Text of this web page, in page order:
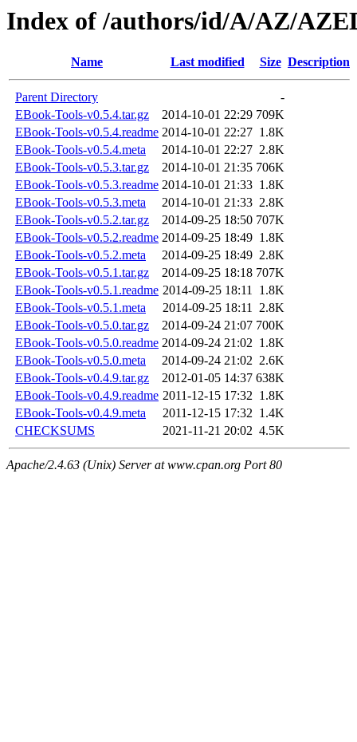
Index of /authors/id/A/AZ/
Name Last modified Size Description
Parent Directory
-
EBook-Tools-v0.5.4.tar.gz
2014-10-01 22:29 709K
EBook-Tools-v0.5.4.readme 2014-10-01 22:27 1.8K
EBook-Tools-v0.5.4.meta
2014-10-01 22:27 2.8K
EBook-Tools-v0.5.3.tar.gz
2014-10-01 21:35 706K
EBook-Tools-v0.5.3.readme 2014-10-01 21:33 1.8K
EBook-Tools-v0.5.3.meta
2014-10-01 21:33 2.8K
EBook-Tools-v0.5.2.tar.gz
2014-09-25 18:50 707K
EBook-Tools-v0.5.2.readme 2014-09-25 18:49 1.8K
EBook-Tools-v0.5.2.meta
2014-09-25 18:49 2.8K
EBook-Tools-v0.5.1.tar.gz
2014-09-25 18:18 707K
EBook-Tools-v0.5.1.readme 2014-09-25 18:11 1.8K
EBook-Tools-v0.5.1.meta
2014-09-25 18:11 2.8K
EBook-Tools-v0.5.0.tar.gz
2014-09-24 21:07 700K
EBook-Tools-v0.5.0.readme 2014-09-24 21:02 1.8K
EBook-Tools-v0.5.0.meta
2014-09-24 21:02 2.6K
EBook-Tools-v0.4.9.tar.gz
2012-01-05 14:37 638K
EBook-Tools-v0.4.9.readme 2011-12-15 17:32 1.8K
EBook-Tools-v0.4.9.meta
2011-12-15 17:32 1.4K
CHECKSUMS
2021-11-21 20:02 4.5K
Apache/2.4.63 (Unix) Server at www.cpan.org Port 80